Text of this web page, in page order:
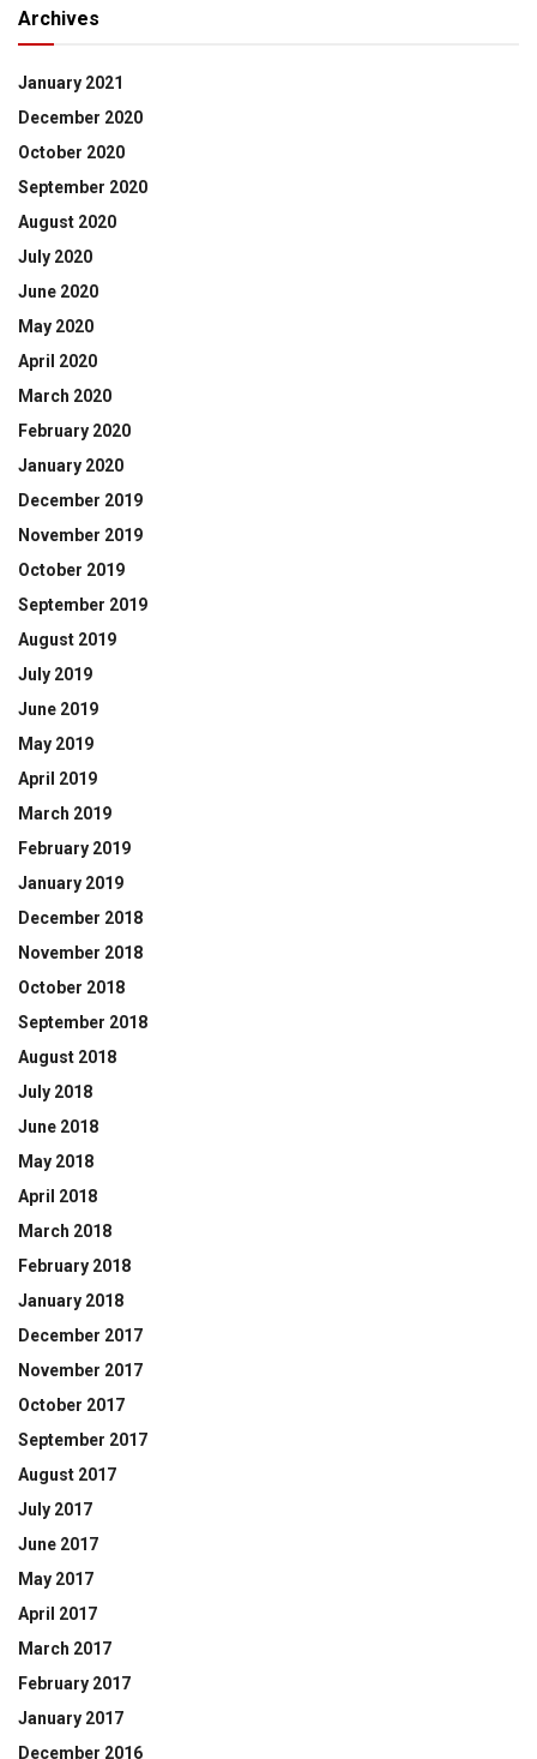
Archives
January 2021
December 2020
October 2020
September 2020
August 2020
July 2020
June 2020
May 2020
April 2020
March 2020
February 2020
January 2020
December 2019
November 2019
October 2019
September 2019
August 2019
July 2019
June 2019
May 2019
April 2019
March 2019
February 2019
January 2019
December 2018
November 2018
October 2018
September 2018
August 2018
July 2018
June 2018
May 2018
April 2018
March 2018
February 2018
January 2018
December 2017
November 2017
October 2017
September 2017
August 2017
July 2017
June 2017
May 2017
April 2017
March 2017
February 2017
January 2017
December 2016